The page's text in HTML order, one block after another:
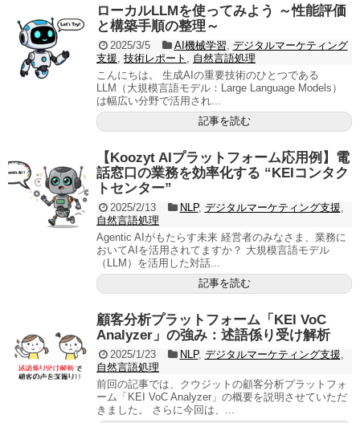
ローカルLLMを使ってみよう ～性能評価
と構築手順の整理～
2025/3/5 AI機械学習, デジタルマーケティング
支援, 技術レポート , 自然言語処理
こんにちは。 生成AIの重要技術のひとつである
LLM（大規模言語モデル：Large Language Models）
は幅広い分野で活用され...
記事を読む
【Koozyt AIプラットフォーム応用例】電
話窓口の業務を効率化する “KEIコンタク
トセンター”
2025/2/13 NLP, デジタルマーケティング支援,
自然言語処理
Agentic AIがもたらす未来 経営者のみなさま、業務に
おいてAIを活用されてますか？ 大規模言語モデル
（LLM）を活用した対話...
記事を読む
顧客分析プラットフォーム「KEI VoC
Analyzer」の強み：述語係り受け解析
2025/1/23 NLP, デジタルマーケティング支援,
自然言語処理
前回の記事では、クウジットの顧客分析プラットフォ
ーム「KEI VoC Analyzer」の概要を説明させていただ
きました。 さらに今回は、...